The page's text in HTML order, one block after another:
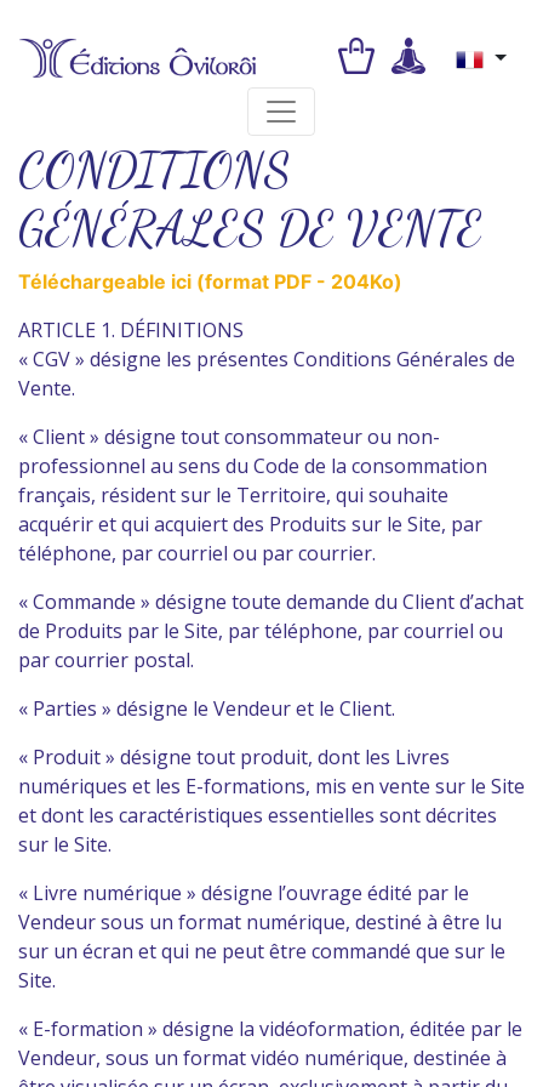
Toggle navigation
CONDITIONS
GÉNÉRALES DE VENTE
Téléchargeable ici (format PDF - 204Ko)
ARTICLE 1. DÉFINITIONS
« CGV » désigne les présentes Conditions Générales de
Vente.
« Client » désigne tout consommateur ou non-
professionnel au sens du Code de la consommation
français, résident sur le Territoire, qui souhaite
acquérir et qui acquiert des Produits sur le Site, par
téléphone, par courriel ou par courrier.
« Commande » désigne toute demande du Client d’achat
de Produits par le Site, par téléphone, par courriel ou
par courrier postal.
« Parties » désigne le Vendeur et le Client.
« Produit » désigne tout produit, dont les Livres
numériques et les E-formations, mis en vente sur le Site
et dont les caractéristiques essentielles sont décrites
sur le Site.
« Livre numérique » désigne l’ouvrage édité par le
Vendeur sous un format numérique, destiné à être lu
sur un écran et qui ne peut être commandé que sur le
Site.
« E-formation » désigne la vidéoformation, éditée par le
Vendeur, sous un format vidéo numérique, destinée à